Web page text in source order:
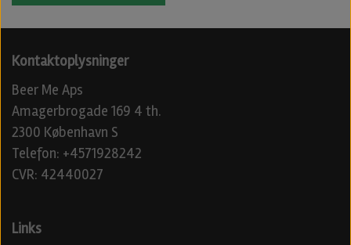
Kontaktoplysninger
Beer Me Aps
Amagerbrogade 169 4 th.
2300 København S
Telefon: +4571928242
CVR: 42440027
Links